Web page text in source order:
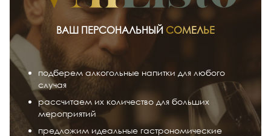
ВАШ ПЕРСОНАЛЬНЫЙ СОМЕЛЬЕ
подберем алкогольные напитки для любого
случая
рассчитаем их количество для больших
мероприятий
предложим идеальные гастрономические